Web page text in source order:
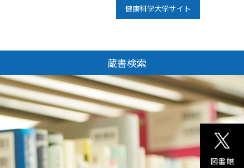
健康科学大学サイト
図書館
蔵書検索